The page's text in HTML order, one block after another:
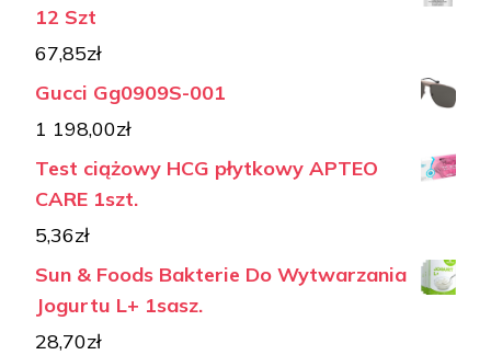
12 Szt
67,85zł
Gucci Gg0909S-001
1 198,00zł
Test ciążowy HCG płytkowy APTEO
CARE 1szt.
5,36zł
Sun & Foods Bakterie Do Wytwarzania
Jogurtu L+ 1sasz.
28,70zł